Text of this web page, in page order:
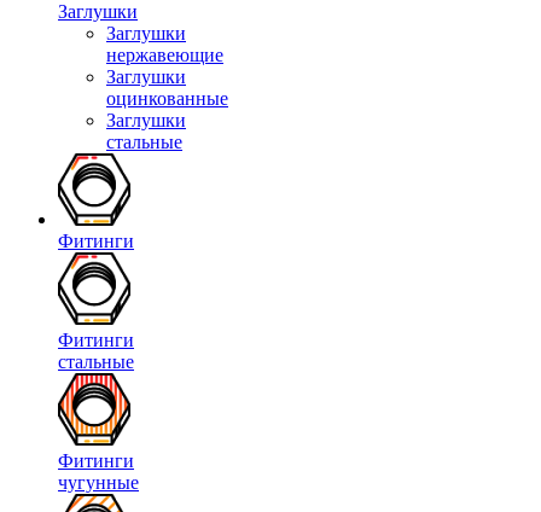
Заглушки
Заглушки
нержавеющие
Заглушки
оцинкованные
Заглушки
стальные
Фитинги
Фитинги
стальные
Фитинги
чугунные